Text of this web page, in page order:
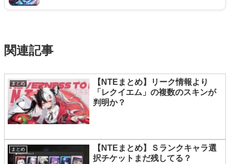
関連記事
まとめ
【NTEまとめ】リーク情報より
「レクイエム」の複数のスキンが
判明か？
まとめ
【NTEまとめ】Ｓランクキャラ選
択チケットまだ残してる？